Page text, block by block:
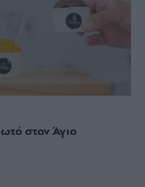
στον Άγιο